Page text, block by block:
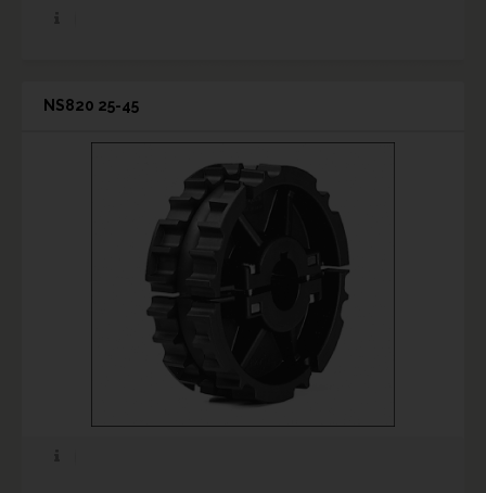
NS820 25-45